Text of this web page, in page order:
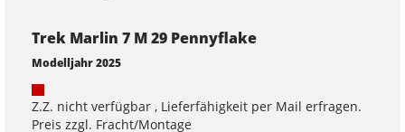
Trek Marlin 7 M 29 Pennyflake
Modelljahr 2025
Z.Z. nicht verfügbar , Lieferfähigkeit per Mail erfragen.
Preis zzgl. Fracht/Montage